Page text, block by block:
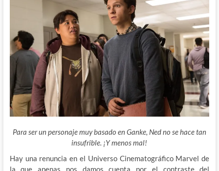
Para ser un personaje muy basado en Ganke, Ned no se hace tan
insufrible. ¡Y menos mal!
Hay una renuncia en el Universo Cinematográfico Marvel de
la que apenas nos damos cuenta por el contraste del